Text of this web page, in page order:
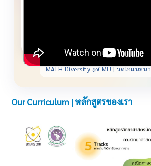
MATH Diversity @CMU | วิดีโอแนะน
Our Curriculum | หลักสูตรของเรา